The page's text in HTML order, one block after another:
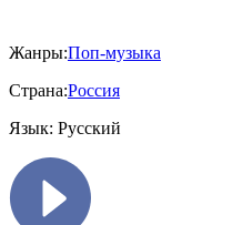
Жанры:Поп-музыка
Страна:Россия
Язык: Русский